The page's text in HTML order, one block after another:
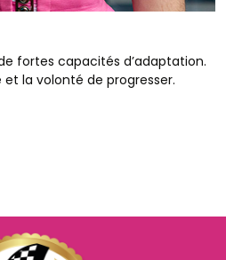
fortes capacités d’adaptation.
et la volonté de progresser.